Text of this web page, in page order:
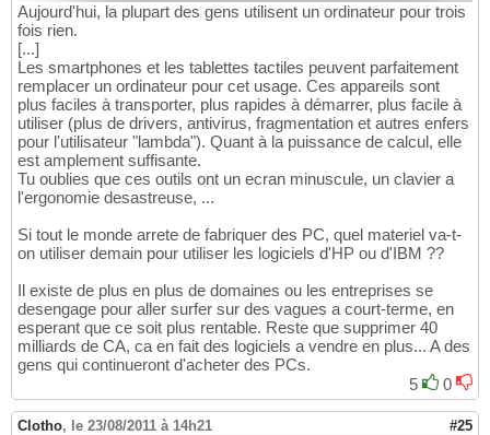
Aujourd'hui, la plupart des gens utilisent un ordinateur pour trois
fois rien.
[...]
Les smartphones et les tablettes tactiles peuvent parfaitement
remplacer un ordinateur pour cet usage. Ces appareils sont
plus faciles à transporter, plus rapides à démarrer, plus facile à
utiliser (plus de drivers, antivirus, fragmentation et autres enfers
pour l'utilisateur "lambda"). Quant à la puissance de calcul, elle
est amplement suffisante.
Tu oublies que ces outils ont un ecran minuscule, un clavier a
l'ergonomie desastreuse, ...
Si tout le monde arrete de fabriquer des PC, quel materiel va-t-
on utiliser demain pour utiliser les logiciels d'HP ou d'IBM ??
Il existe de plus en plus de domaines ou les entreprises se
desengage pour aller surfer sur des vagues a court-terme, en
esperant que ce soit plus rentable. Reste que supprimer 40
milliards de CA, ca en fait des logiciels a vendre en plus... A des
gens qui continueront d'acheter des PCs.
5
0
Clotho, le 23/08/2011 à 14h21 #25